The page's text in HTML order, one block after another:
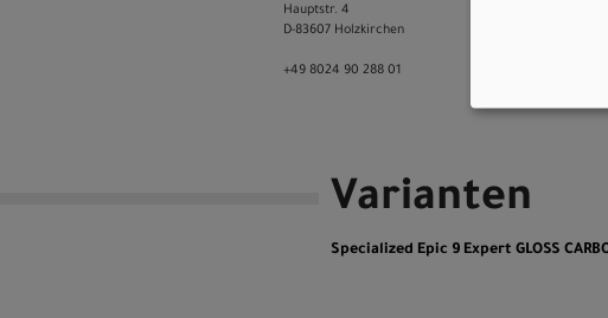
Hauptstr. 4
D-83607 Holzkirchen
+49 8024 90 288 01
Varianten
Specialized Epic 9 Expert GLOSS